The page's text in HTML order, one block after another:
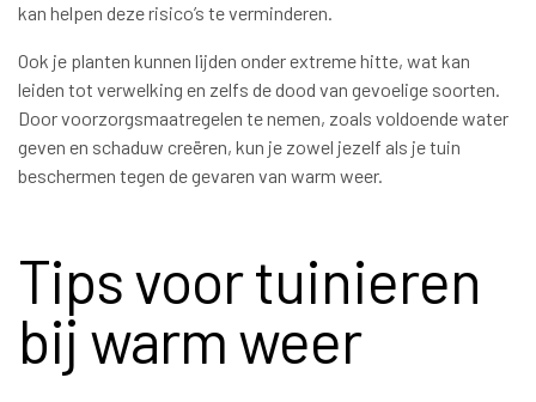
kan helpen deze risico’s te verminderen.
Ook je planten kunnen lijden onder extreme hitte, wat kan
leiden tot verwelking en zelfs de dood van gevoelige soorten.
Door voorzorgsmaatregelen te nemen, zoals voldoende water
geven en schaduw creëren, kun je zowel jezelf als je tuin
beschermen tegen de gevaren van warm weer.
Tips voor tuinieren
bij warm weer